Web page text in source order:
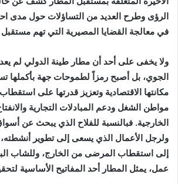
الرؤى وطرح العديد من التساؤلات حول مدى
في معالجة القضايا المصيرية التي تهم
ولا يخفى على أحد أن مطار طينة الدولي لم
الجوي، بل أصبح رمزاً لطموحات جهة بأكملها
مكانتها الاقتصادية وتعزيز قدرتها على
مواطن الشغل ودعم المبادلات التجارية
الخارجية. فبالنسبة للفلاح الذي يبحث عن
ولرجل الأعمال الذي يسعى إلى تطوير
إلى استقطاب المرضى من الخارج، وللشاب
عمل، يمثل المطار أحد المفاتيح الأساسية